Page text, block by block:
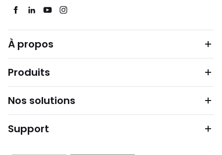
À propos
Produits
Nos solutions
Support